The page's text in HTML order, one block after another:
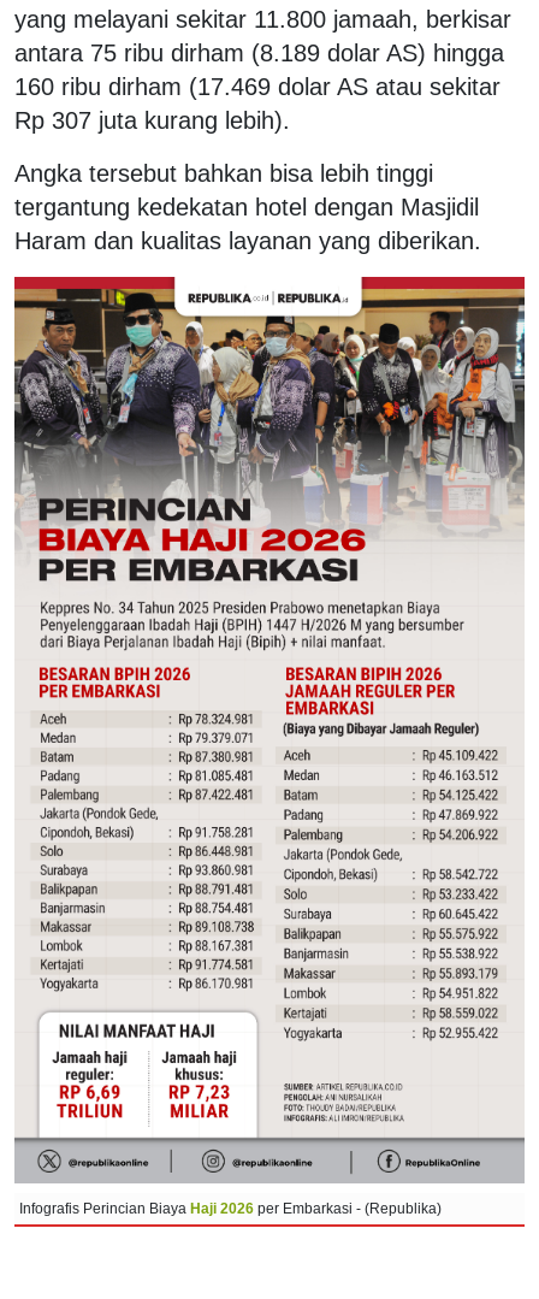
yang melayani sekitar 11.800 jamaah, berkisar
antara 75 ribu dirham (8.189 dolar AS) hingga
160 ribu dirham (17.469 dolar AS atau sekitar
Rp 307 juta kurang lebih).
Angka tersebut bahkan bisa lebih tinggi
tergantung kedekatan hotel dengan Masjidil
Haram dan kualitas layanan yang diberikan.
Infografis Perincian Biaya Haji 2026 per Embarkasi - (Republika)